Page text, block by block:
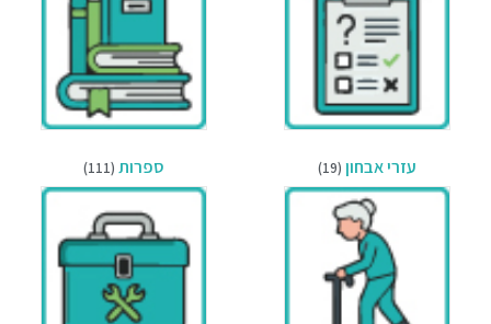
עזרי אבחון (19) ספרות (111)